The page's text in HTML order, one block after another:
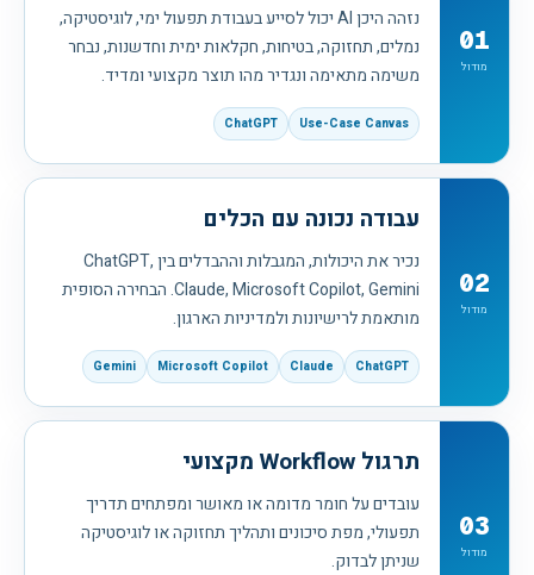
01
מודול
נזהה היכן AI יכול לסייע בעבודת תפעול ימי, לוגיסטיקה,
נמלים, תחזוקה, בטיחות, חקלאות ימית וחדשנות, נבחר
משימה מתאימה ונגדיר מהו תוצר מקצועי ומדיד.
Use-Case Canvas
ChatGPT
02
מודול
עבודה נכונה עם הכלים
נכיר את היכולות, המגבלות וההבדלים בין ChatGPT,
Claude, Microsoft Copilot, Gemini. הבחירה הסופית
מותאמת לרישיונות ולמדיניות הארגון.
ChatGPT
Claude
Microsoft Copilot
Gemini
03
מודול
תרגול Workflow מקצועי
עובדים על חומר מדומה או מאושר ומפתחים תדריך
תפעולי, מפת סיכונים ותהליך תחזוקה או לוגיסטיקה
שניתן לבדוק.